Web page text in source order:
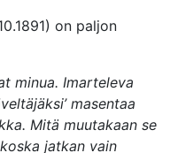
on paljon
minua. Imarteleva
masentaa
Mitä muutakaan se
jatkan vain